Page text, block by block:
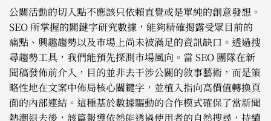
公關活動的切入點不應該只依賴直覺或是單純的創意發想。
SEO 所掌握的關鍵字研究數據，能夠精確揭露受眾目前的
痛點、興趣趨勢以及市場上尚未被滿足的資訊缺口。透過搜
尋趨勢工具，我們能預先探測市場風向。當 SEO 團隊在新
聞稿發佈前介入，目的並非去干涉公關的敘事藝術，而是策
略性地在文案中佈局核心關鍵字，並植入指向高價值轉換頁
面的內部連結。這種基於數據驅動的合作模式確保了當新聞
熱潮退去後，該篇報導依然能透過使用者的自然搜尋，持續